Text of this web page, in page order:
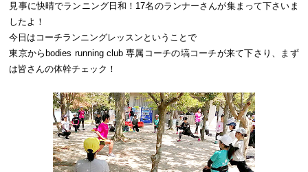
見事に快晴でランニング日和！17名のランナーさんが集まって下さいま
したよ！
今日はコーチランニングレッスンということで
東京からbodies running club 専属コーチの塙コーチが来て下さり、まず
は皆さんの体幹チェック！